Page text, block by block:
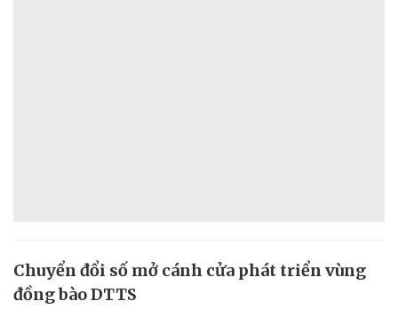
Chuyển đổi số mở cánh cửa phát triển vùng
đồng bào DTTS